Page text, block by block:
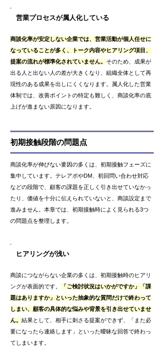
営業プロセスが属人化している
商談化率が安定しない企業では、営業活動が個人任せに
なっていることが多く、トーク内容やヒアリング項目、
提案の流れが標準化されていません。 そのため、成果が
出る人と出ない人の差が大きくなり、組織全体として再
現性のある成果を出しにくくなります。属人化した営業
体制では、改善ポイントの特定も難しく、商談化率の底
上げが進まない原因になります。
初期接触段階の問題点
商談化率が伸びない要因の多くは、初期接触フェーズに
集中しています。テレアポやDM、初回問い合わせ対応
などの段階で、顧客の課題を正しく引き出せていなかっ
たり、価値を十分に伝えられていないと、商談設定まで
進みません。本章では、初期接触時によく見られる3つ
の問題点を整理します。
ヒアリングが浅い
商談につながらない企業の多くは、初期接触時のヒアリ
ングが表面的です。
「ご検討状況はいかがですか」「課
題はありますか」といった抽象的な質問だけで終わって
しまい、顧客の具体的な悩みや背景を引き出せていませ
ん。 結果として、相手に刺さる提案ができず、「また必
要になったら連絡します」といった曖昧な回答で終わっ
てしまいます。